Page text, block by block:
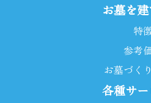
お墓を
特
参考
お墓づく
各種サ